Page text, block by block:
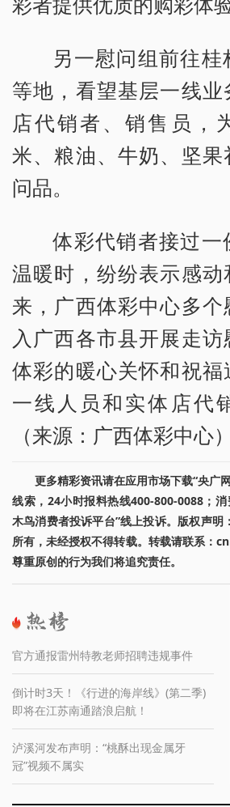
另一慰问组前往桂
等地，看望基层一线
店代销者、销售员，
米、粮油、牛奶、坚
问品。
体彩代销者接过一
温暖时，纷纷表示感动
来，广西体彩中心多
入广西各市县开展走
体彩的暖心关怀和祝
一线人员和实体店代
（来源：广西体彩中心）
更多精彩资讯请在应用市场下载“央广
线索，24小时报料热线400-800-0088；
木鸟消费者投诉平台”线上投诉。版权声明
所有，未经授权不得转载。转载请联系：
尊重原创的行为我们将追究责任。
官方通报雷州特教老师招聘违规事件
倒计时3天！《行进的海岸线》(第二季)
即将在江苏南通踏浪启航！
泸溪河发布声明：“桃酥出现金属牙
冠”视频不属实